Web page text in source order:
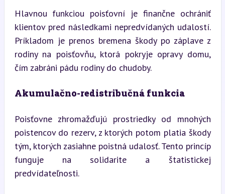
Hlavnou funkciou poisťovní je finančne ochrániť
klientov pred následkami nepredvídaných udalostí.
Príkladom je prenos bremena škody po záplave z
rodiny na poisťovňu, ktorá pokryje opravy domu,
čím zabráni pádu rodiny do chudoby.
Akumulačno-redistribučná funkcia
Poisťovne zhromažďujú prostriedky od mnohých
poistencov do rezerv, z ktorých potom platia škody
tým, ktorých zasiahne poistná udalosť. Tento princíp
funguje na solidarite a štatistickej
predvídateľnosti.